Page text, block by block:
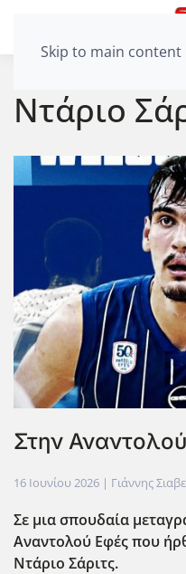
Skip to main content
Ντάριο
Στην
16 Ιουνίου 2026 | Γιάννης
Σε μια σπουδαία
Αναντολού Εφές που
Ντάριο Σάριτς.